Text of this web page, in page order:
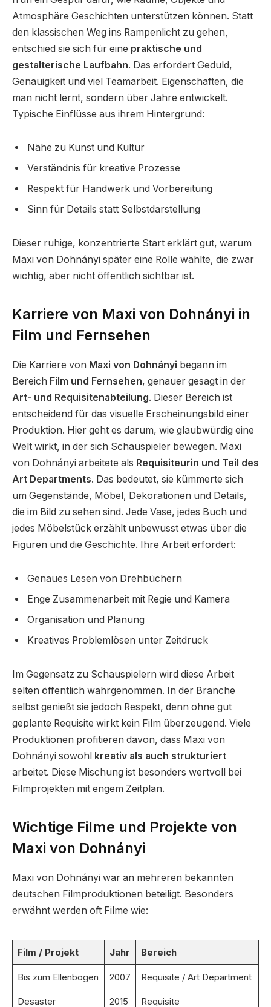
Atmosphäre Geschichten unterstützen können. Statt
den klassischen Weg ins Rampenlicht zu gehen,
entschied sie sich für eine praktische und
gestalterische Laufbahn. Das erfordert Geduld,
Genauigkeit und viel Teamarbeit. Eigenschaften, die
man nicht lernt, sondern über Jahre entwickelt.
Typische Einflüsse aus ihrem Hintergrund:
Nähe zu Kunst und Kultur
Verständnis für kreative Prozesse
Respekt für Handwerk und Vorbereitung
Sinn für Details statt Selbstdarstellung
Dieser ruhige, konzentrierte Start erklärt gut, warum
Maxi von Dohnányi später eine Rolle wählte, die zwar
wichtig, aber nicht öffentlich sichtbar ist.
Karriere von Maxi von Dohnányi in
Film und Fernsehen
Die Karriere von Maxi von Dohnányi begann im
Bereich Film und Fernsehen, genauer gesagt in der
Art- und Requisitenabteilung. Dieser Bereich ist
entscheidend für das visuelle Erscheinungsbild einer
Produktion. Hier geht es darum, wie glaubwürdig eine
Welt wirkt, in der sich Schauspieler bewegen. Maxi
von Dohnányi arbeitete als Requisiteurin und Teil des
Art Departments. Das bedeutet, sie kümmerte sich
um Gegenstände, Möbel, Dekorationen und Details,
die im Bild zu sehen sind. Jede Vase, jedes Buch und
jedes Möbelstück erzählt unbewusst etwas über die
Figuren und die Geschichte. Ihre Arbeit erfordert:
Genaues Lesen von Drehbüchern
Enge Zusammenarbeit mit Regie und Kamera
Organisation und Planung
Kreatives Problemlösen unter Zeitdruck
Im Gegensatz zu Schauspielern wird diese Arbeit
selten öffentlich wahrgenommen. In der Branche
selbst genießt sie jedoch Respekt, denn ohne gut
geplante Requisite wirkt kein Film überzeugend. Viele
Produktionen profitieren davon, dass Maxi von
Dohnányi sowohl kreativ als auch strukturiert
arbeitet. Diese Mischung ist besonders wertvoll bei
Filmprojekten mit engem Zeitplan.
Wichtige Filme und Projekte von
Maxi von Dohnányi
Maxi von Dohnányi war an mehreren bekannten
deutschen Filmproduktionen beteiligt. Besonders
erwähnt werden oft Filme wie:
Film / Projekt Jahr Bereich
Bis zum Ellenbogen 2007 Requisite / Art Department
Desaster 2015 Requisite